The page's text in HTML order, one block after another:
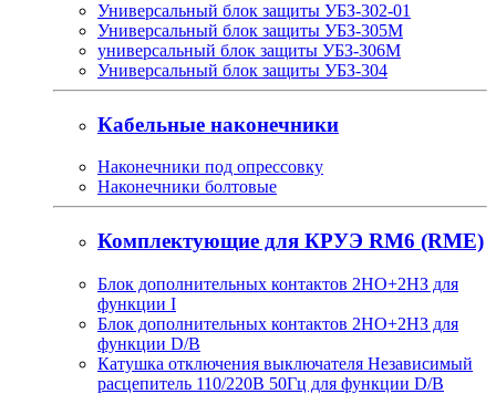
Универсальный блок защиты УБЗ-302-01
Универсальный блок защиты УБЗ-305М
универсальный блок защиты УБЗ-306М
Универсальный блок защиты УБЗ-304
Кабельные наконечники
Наконечники под опрессовку
Наконечники болтовые
Комплектующие для КРУЭ RM6 (RME)
Блок дополнительных контактов 2НО+2НЗ для
функции I
Блок дополнительных контактов 2НО+2НЗ для
функции D/B
Катушка отключения выключателя Независимый
расцепитель 110/220В 50Гц для функции D/B